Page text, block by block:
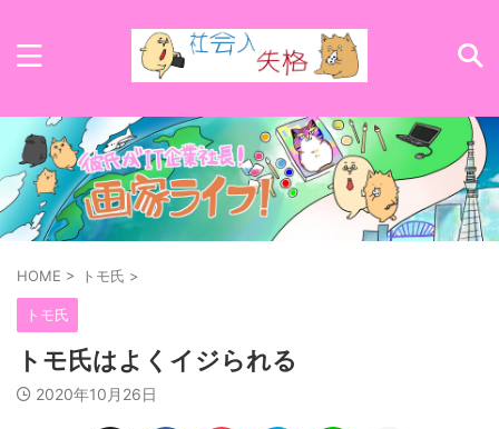
HOME > トモ氏 >
トモ氏
トモ氏はよくイジられる
2020年10月26日